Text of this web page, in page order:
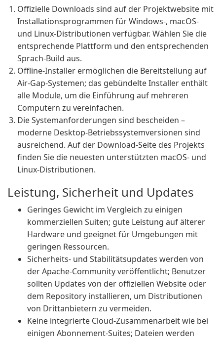
Offizielle Downloads sind auf der Projektwebsite mit
Installationsprogrammen für Windows-, macOS-
und Linux-Distributionen verfügbar. Wählen Sie die
entsprechende Plattform und den entsprechenden
Sprach-Build aus.
Offline-Installer ermöglichen die Bereitstellung auf
Air-Gap-Systemen; das gebündelte Installer enthält
alle Module, um die Einführung auf mehreren
Computern zu vereinfachen.
Die Systemanforderungen sind bescheiden –
moderne Desktop-Betriebssystemversionen sind
ausreichend. Auf der Download-Seite des Projekts
finden Sie die neuesten unterstützten macOS- und
Linux-Distributionen.
Leistung, Sicherheit und Updates
Geringes Gewicht im Vergleich zu einigen
kommerziellen Suiten; gute Leistung auf älterer
Hardware und geeignet für Umgebungen mit
geringen Ressourcen.
Sicherheits- und Stabilitätsupdates werden von
der Apache-Community veröffentlicht; Benutzer
sollten Updates von der offiziellen Website oder
dem Repository installieren, um Distributionen
von Drittanbietern zu vermeiden.
Keine integrierte Cloud-Zusammenarbeit wie bei
einigen Abonnement-Suites; Dateien werden